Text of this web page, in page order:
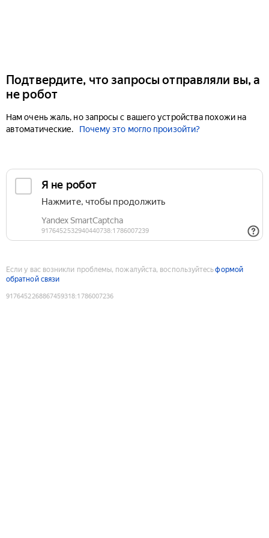
Подтвердите, что запросы отправляли вы, а
не робот
Нам очень жаль, но запросы с вашего устройства похожи на
автоматические.
Почему это могло произойти?
Если у вас возникли проблемы, пожалуйста, воспользуйтесьформой
обратной связи
9176452268867459318:1786007236